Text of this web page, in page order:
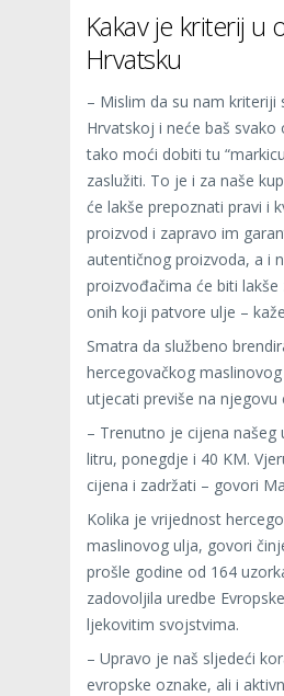
Kakav je kriterij u
Hrvatsku
– Mislim da su nam kriteriji
Hrvatskoj i neće baš svako
tako moći dobiti tu
zaslužiti. To je i za naše
će lakše prepoznati pravi i
proizvod i zapravo im
autentičnog proizvoda, a i
proizvođačima će biti
onih koji patvore ulje –
Smatra da službeno
hercegovačkog
utjecati previše na njegovu
– Trenutno je cijena našeg
litru, ponegdje i 40 KM.
cijena i zadržati – govori
Kolika je vrijednost
maslinovog ulja, govori
prošle godine od 164
zadovoljila uredbe
ljekovitim svojstvima.
– Upravo je naš sljedeći
evropske oznake, ali i